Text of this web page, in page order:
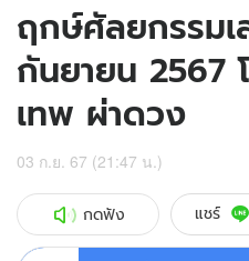
ฤกษ์ศัลยกรรม
กันยายน 2567
เทพ ผ่าดวง
03 ก.ย. 67 (21:47 น.)
กดฟัง แชร์